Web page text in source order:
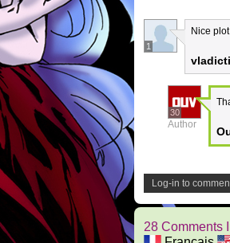
1
Nice
30
Author
Log-in to
28 Comments